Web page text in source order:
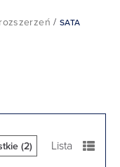
/ SATA
(2)
Lista